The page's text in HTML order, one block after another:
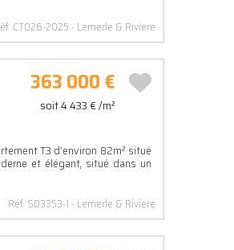
CT026-2025 Lemerle & Riviere
T3 d’environ 82m² situé
et élégant, situé dans un
Réf. SD3353-1 Lemerle & Riviere
363 000 €
soit 4 433 € /m²